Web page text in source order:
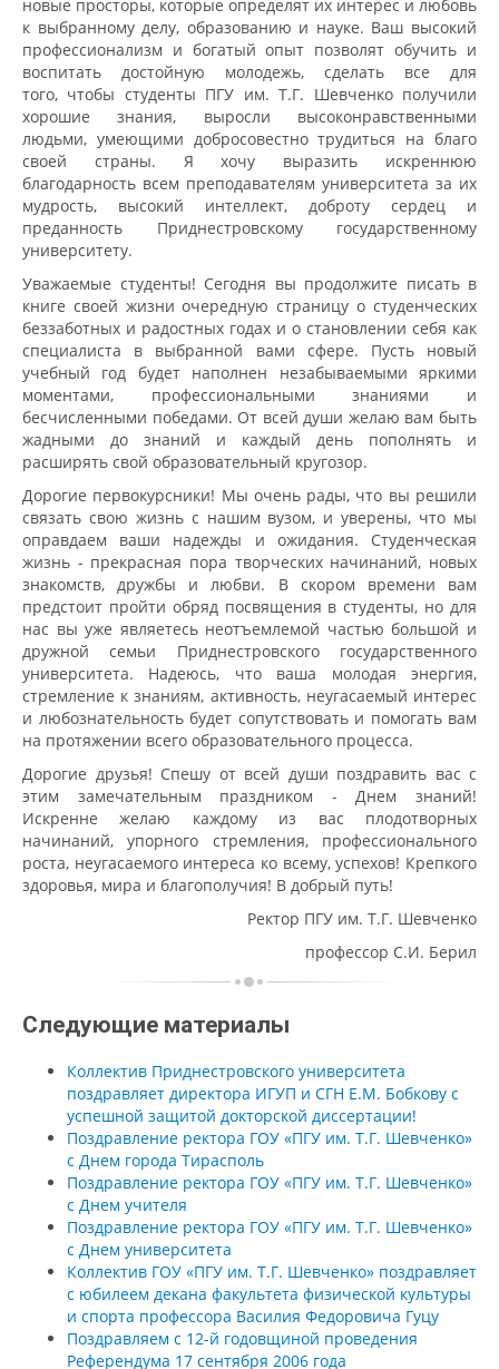
новые просторы, которые определят их интерес и любовь
к выбранному делу, образованию и науке. Ваш высокий
профессионализм и богатый опыт позволят обучить и
воспитать достойную молодежь, сделать все для
того, чтобы студенты ПГУ им. Т.Г. Шевченко получили
хорошие знания, выросли высоконравственными
людьми, умеющими добросовестно трудиться на благо
своей страны. Я хочу выразить искреннюю
благодарность всем преподавателям университета за их
мудрость, высокий интеллект, доброту сердец и
преданность Приднестровскому государственному
университету.
Уважаемые студенты! Сегодня вы продолжите писать в
книге своей жизни очередную страницу о студенческих
беззаботных и радостных годах и о становлении себя как
специалиста в выбранной вами сфере. Пусть новый
учебный год будет наполнен незабываемыми яркими
моментами, профессиональными знаниями и
бесчисленными победами. От всей души желаю вам быть
жадными до знаний и каждый день пополнять и
расширять свой образовательный кругозор.
Дорогие первокурсники! Мы очень рады, что вы решили
связать свою жизнь с нашим вузом, и уверены, что мы
оправдаем ваши надежды и ожидания. Студенческая
жизнь - прекрасная пора творческих начинаний, новых
знакомств, дружбы и любви. В скором времени вам
предстоит пройти обряд посвящения в студенты, но для
нас вы уже являетесь неотъемлемой частью большой и
дружной семьи Приднестровского государственного
университета. Надеюсь, что ваша молодая энергия,
стремление к знаниям, активность, неугасаемый интерес
и любознательность будет сопутствовать и помогать вам
на протяжении всего образовательного процесса.
Дорогие друзья! Спешу от всей души поздравить вас с
этим замечательным праздником - Днем знаний!
Искренне желаю каждому из вас плодотворных
начинаний, упорного стремления, профессионального
роста, неугасаемого интереса ко всему, успехов! Крепкого
здоровья, мира и благополучия! В добрый путь!
Ректор ПГУ им. Т.Г. Шевченко
профессор С.И. Берил
Следующие материалы
Коллектив Приднестровского университета
поздравляет директора ИГУП и СГН Е.М. Бобкову с
успешной защитой докторской диссертации!
Поздравление ректора ГОУ «ПГУ им. Т.Г. Шевченко»
с Днем города Тирасполь
Поздравление ректора ГОУ «ПГУ им. Т.Г. Шевченко»
с Днем учителя
Поздравление ректора ГОУ «ПГУ им. Т.Г. Шевченко»
с Днем университета
Коллектив ГОУ «ПГУ им. Т.Г. Шевченко» поздравляет
с юбилеем декана факультета физической культуры
и спорта профессора Василия Федоровича Гуцу
Поздравляем с 12-й годовщиной проведения
Референдума 17 сентября 2006 года